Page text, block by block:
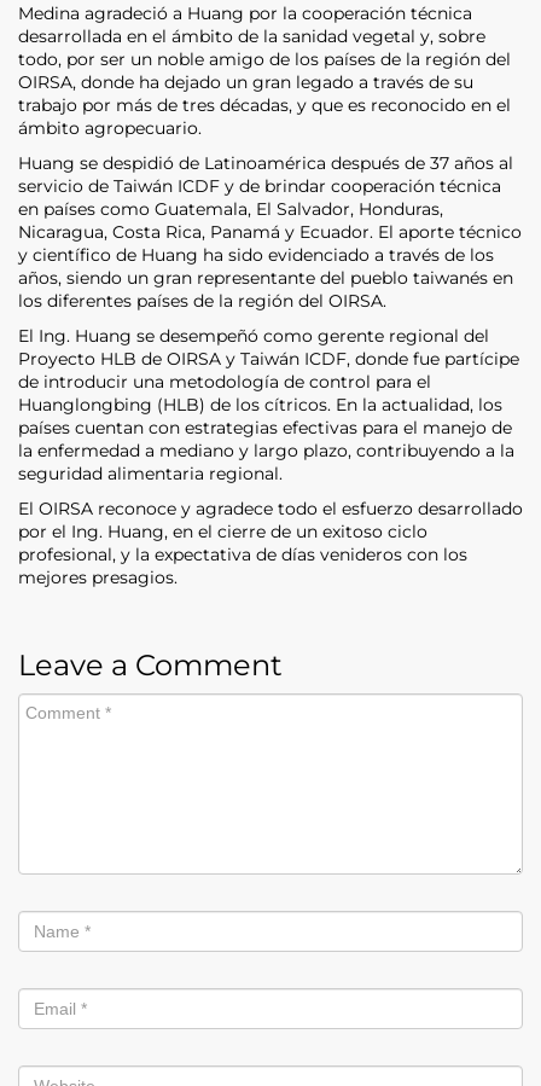
Medina agradeció a Huang por la cooperación técnica
desarrollada en el ámbito de la sanidad vegetal y, sobre
todo, por ser un noble amigo de los países de la región del
OIRSA, donde ha dejado un gran legado a través de su
trabajo por más de tres décadas, y que es reconocido en el
ámbito agropecuario.
Huang se despidió de Latinoamérica después de 37 años al
servicio de Taiwán ICDF y de brindar cooperación técnica
en países como Guatemala, El Salvador, Honduras,
Nicaragua, Costa Rica, Panamá y Ecuador. El aporte técnico
y científico de Huang ha sido evidenciado a través de los
años, siendo un gran representante del pueblo taiwanés en
los diferentes países de la región del OIRSA.
El Ing. Huang se desempeñó como gerente regional del
Proyecto HLB de OIRSA y Taiwán ICDF, donde fue partícipe
de introducir una metodología de control para el
Huanglongbing (HLB) de los cítricos. En la actualidad, los
países cuentan con estrategias efectivas para el manejo de
la enfermedad a mediano y largo plazo, contribuyendo a la
seguridad alimentaria regional.
El OIRSA reconoce y agradece todo el esfuerzo desarrollado
por el Ing. Huang, en el cierre de un exitoso ciclo
profesional, y la expectativa de días venideros con los
mejores presagios.
Leave a Comment